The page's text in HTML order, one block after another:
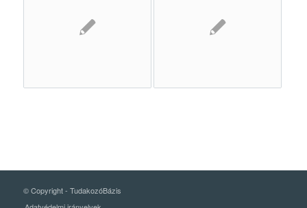
© Copyright - TudakozóBázis